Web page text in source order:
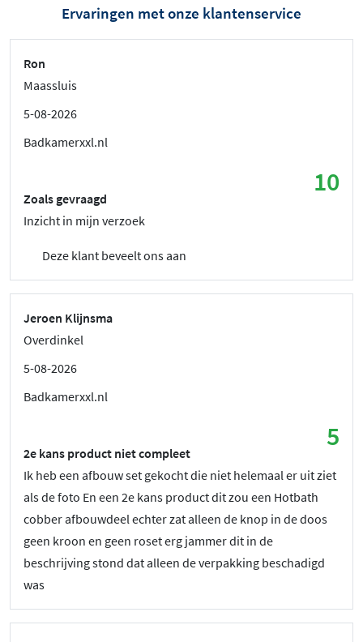
Ervaringen met onze klantenservice
Ron
Maassluis
5-08-2026
Badkamerxxl.nl
10
Zoals gevraagd
Inzicht in mijn verzoek
Deze klant beveelt ons aan
Jeroen Klijnsma
Overdinkel
5-08-2026
Badkamerxxl.nl
5
2e kans product niet compleet
Ik heb een afbouw set gekocht die niet helemaal er uit ziet
als de foto En een 2e kans product dit zou een Hotbath
cobber afbouwdeel echter zat alleen de knop in de doos
geen kroon en geen roset erg jammer dit in de
beschrijving stond dat alleen de verpakking beschadigd
was